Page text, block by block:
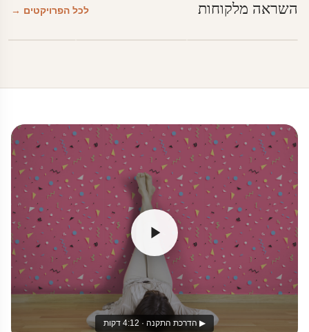
השראה מלקוחות לכל הפרויקטים →
▶ הדרכת התקנה · 4:12 דקות